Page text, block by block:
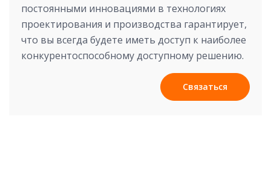
постоянными инновациями в технологиях
проектирования и производства гарантирует,
что вы всегда будете иметь доступ к наиболее
конкурентоспособному доступному решению.
Связаться